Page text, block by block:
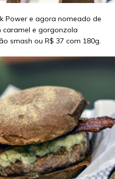
Power e agora nomeado de
caramel e gorgonzola
smash ou R$ 37 com 180g.